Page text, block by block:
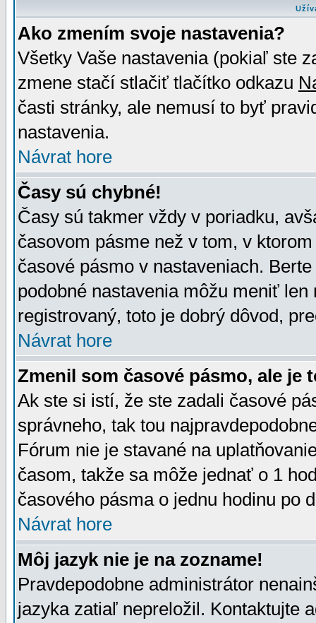
Ako zmením svoje nastavenia?
Všetky Vaše nastavenia (pokiaľ ste
zmene stačí stlačiť tlačítko odkazu
časti stránky, ale nemusí to byť
nastavenia.
Návrat hore
Časy sú chybné!
Časy sú takmer vždy v poriadku,
časovom pásme než v tom, v
časové pásmo v nastaveniach.
podobné nastavenia môžu meniť
registrovaný, toto je dobrý dôvod,
Návrat hore
Zmenil som časové pásmo, ale je
Ak ste si istí, že ste zadali časové
správneho, tak tou
Fórum nie je stavané na
časom, takže sa môže jednať o 1
časového pásma o jednu hodinu po
Návrat hore
Môj jazyk nie je na zozname!
Pravdepodobne administrátor
jazyka zatiaľ nepreložil. Kontaktujte